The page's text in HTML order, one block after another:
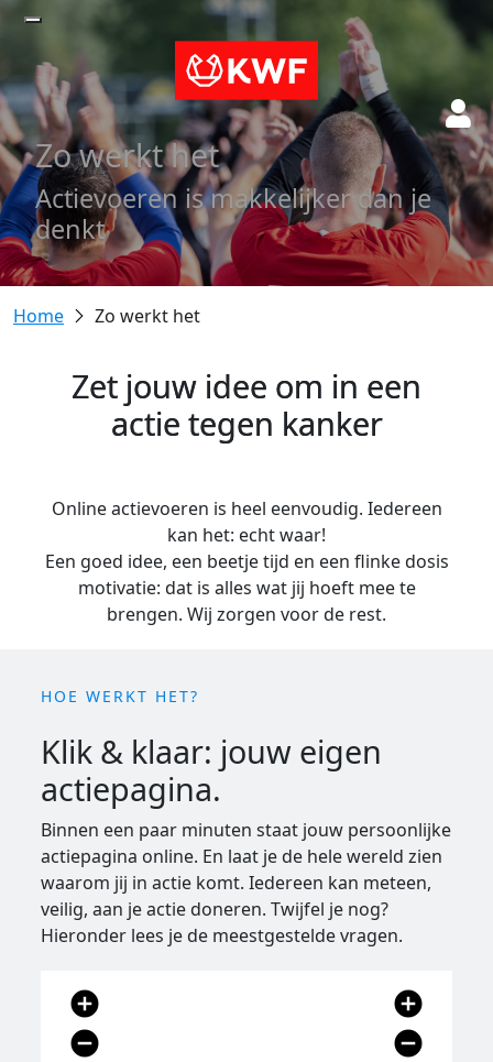
Zo werkt het
Actievoeren is makkelijker dan je
denkt
Zo werkt het
Zet jouw idee om in een
actie tegen kanker
Online actievoeren is heel eenvoudig. Iedereen
kan het: echt waar!
Een goed idee, een beetje tijd en een flinke dosis
motivatie: dat is alles wat jij hoeft mee te
brengen. Wij zorgen voor de rest.
HOE WERKT HET?
Klik & klaar: jouw eigen
actiepagina.
Binnen een paar minuten staat jouw persoonlijke
actiepagina online. En laat je de hele wereld zien
waarom jij in actie komt. Iedereen kan meteen,
veilig, aan je actie doneren. Twijfel je nog?
Hieronder lees je de meestgestelde vragen.
add_circle
remove_circle
add_circle
remove_circle